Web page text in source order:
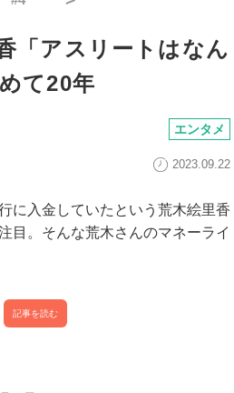
「アスリートはなん
て20年
エンタメ
2023.09.22
に入金していたという荒木絵里香
目。そんな荒木さんのマネーライ
記事を読む